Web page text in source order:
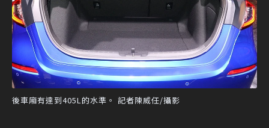
後車廂有達到405L的水準。 記者陳威任/攝影